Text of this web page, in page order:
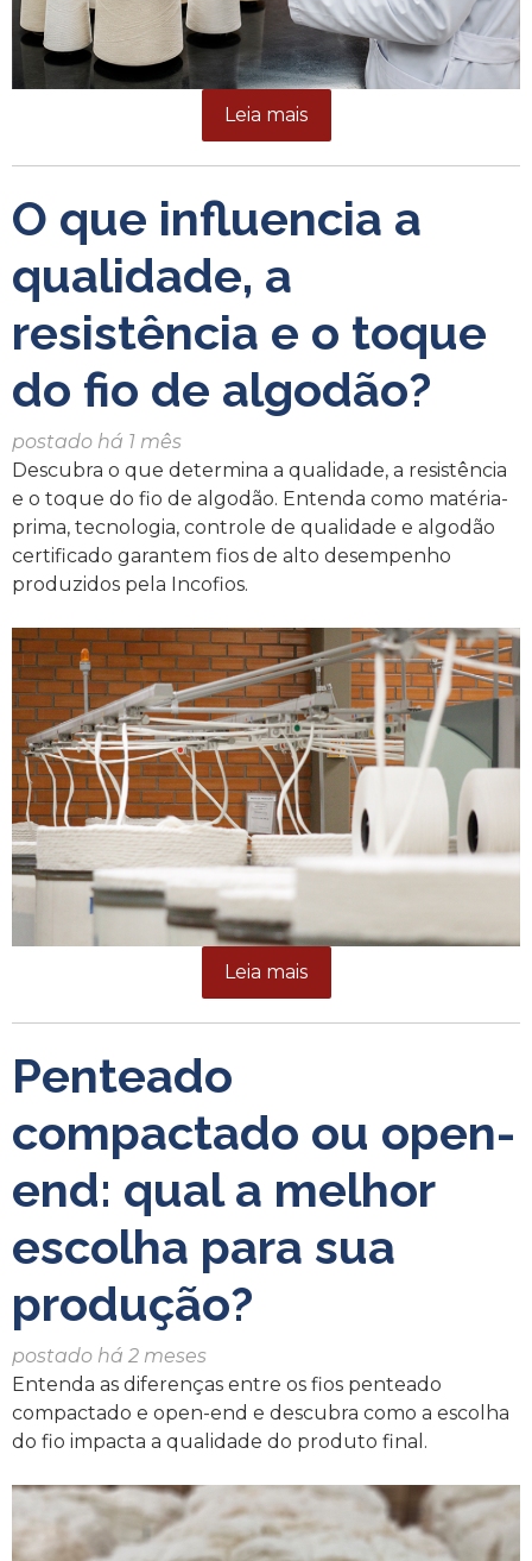
Leia mais
O que influencia a
qualidade, a
resistência e o toque
do fio de algodão?
postado há 1 mês
Descubra o que determina a qualidade, a resistência
e o toque do fio de algodão. Entenda como matéria-
prima, tecnologia, controle de qualidade e algodão
certificado garantem fios de alto desempenho
produzidos pela Incofios.
Leia mais
Penteado
compactado ou open-
end: qual a melhor
escolha para sua
produção?
postado há 2 meses
Entenda as diferenças entre os fios penteado
compactado e open-end e descubra como a escolha
do fio impacta a qualidade do produto final.